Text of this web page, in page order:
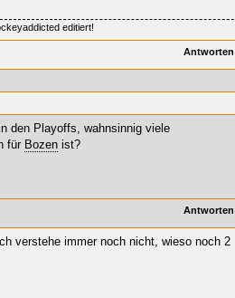
editiert!
Antworten
den Playoffs, wahnsinnig viele
für Bozen ist?
Antworten
verstehe immer noch nicht, wieso noch 2